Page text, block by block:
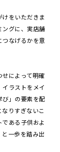
をいただきま
ングに、実店舗
つなげるかを意
によって明確
ラストをメイ
び」の要素を配
りすぎないこ
ある子供およ
一歩を踏み出